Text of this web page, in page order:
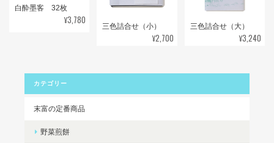
白酔墨客 32枚
¥3,780
三色詰合せ（小）
¥2,700
三色詰合せ（大）
¥3,240
カテゴリー
末富の定番商品
野菜煎餅